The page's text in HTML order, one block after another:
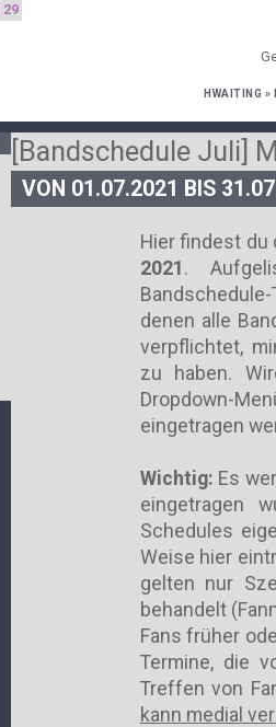
29
HWAITING »
[Bandschedule Juli]
VON 01.07.2021 BIS
Hier findest du
2021 .
denen alle
verpflichtet,
zu haben.
Dropdown-
eingetragen
Wichtig: Es
eingetragen
Schedules
Weise hier
gelten nur
behandelt
Fans früher
Termine, die
Treffen von
kann medial